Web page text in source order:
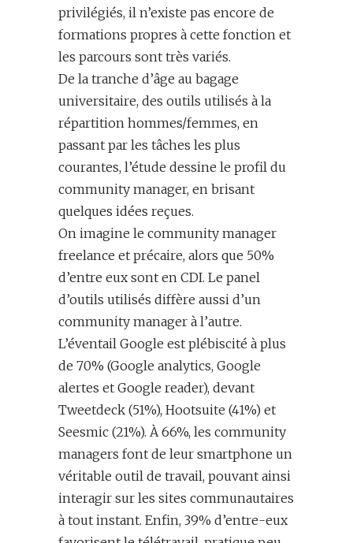
privilégiés, il n’existe pas encore de
formations propres à cette fonction et
les parcours sont très variés.
De la tranche d’âge au bagage
universitaire, des outils utilisés à la
répartition hommes/femmes, en
passant par les tâches les plus
courantes, l’étude dessine le profil du
community manager, en brisant
quelques idées reçues.
On imagine le community manager
freelance et précaire, alors que 50%
d’entre eux sont en CDI. Le panel
d’outils utilisés diffère aussi d’un
community manager à l’autre.
L’éventail Google est plébiscité à plus
de 70% (Google analytics, Google
alertes et Google reader), devant
Tweetdeck (51%), Hootsuite (41%) et
Seesmic (21%). À 66%, les community
managers font de leur smartphone un
véritable outil de travail, pouvant ainsi
interagir sur les sites communautaires
à tout instant. Enfin, 39% d’entre-eux